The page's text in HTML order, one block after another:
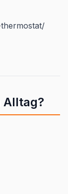
Alltag?